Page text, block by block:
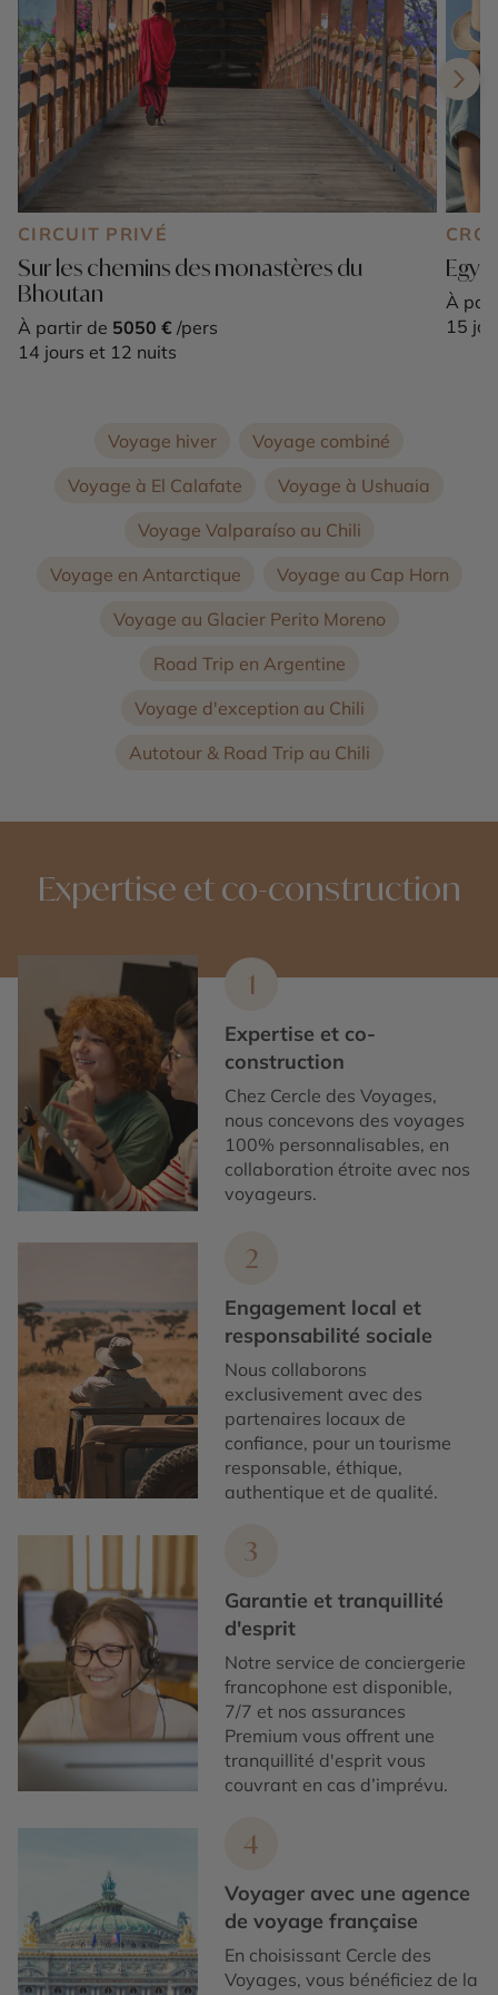
CIRCUIT PRIVÉ
Sur les chemins des monastères du
Bhoutan
À partir de 5050 € /pers
14 jours et 12 nuits
À
15
Voyage hiver
Voyage combiné
Voyage à El Calafate
Voyage à Ushuaia
Voyage Valparaíso au Chili
Voyage en Antarctique
Voyage au Cap Horn
Voyage au Glacier Perito Moreno
Road Trip en Argentine
Voyage d'exception au Chili
Autotour & Road Trip au Chili
Expertise et co-construction
1
Expertise et co-
construction
Chez Cercle des Voyages,
nous concevons des voyages
100% personnalisables, en
collaboration étroite avec nos
voyageurs.
2
Engagement local et
responsabilité sociale
Nous collaborons
exclusivement avec des
partenaires locaux de
confiance, pour un tourisme
responsable, éthique,
authentique et de qualité.
3
Garantie et tranquillité
d'esprit
Notre service de conciergerie
francophone est disponible,
7/7 et nos assurances
Premium vous offrent une
tranquillité d'esprit vous
couvrant en cas d’imprévu.
4
Voyager avec une agence
de voyage française
En choisissant Cercle des
Voyages, vous bénéficiez de la